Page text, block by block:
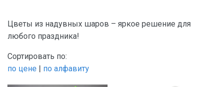
Для подруги
Цветы из надувных шаров – яркое решение для
любого праздника!
Сортировать по:
по цене | по алфавиту